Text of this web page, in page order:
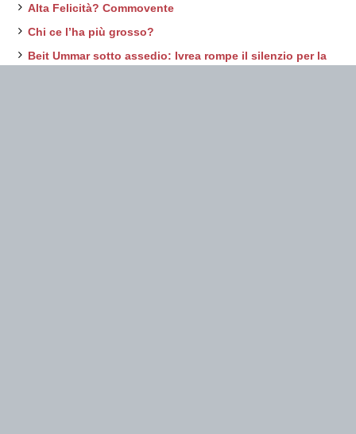
Alta Felicità? Commovente
Chi ce l’ha più grosso?
Beit Ummar sotto assedio: Ivrea rompe il silenzio per la